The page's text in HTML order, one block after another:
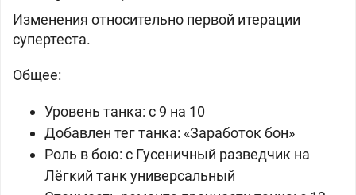
Изменения относительно первой итерации
супертеста.
Общее:
Уровень танка: с 9 на 10
Добавлен тег танка: «Заработок бон»
Роль в бою: c Гусеничный разведчик на
Лёгкий танк универсальный